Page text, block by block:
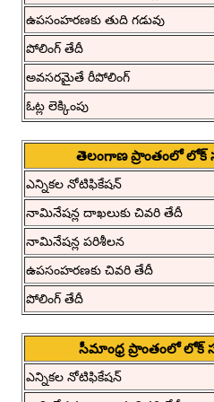
ఉపసంహరణకు తుది గడువు
పోలింగ్ తేదీ
అవసరమైతే రీపోలింగ్
ఓట్ల లెక్కింపు
తెలంగాణ ప్రాంతంలో లోక్
ఎన్నికల నోటిఫికేషన్
నామినేషన్ల దాఖలుకు చివరి తేదీ
నామినేషన్ల పరిశీలన
ఉపసంహరణకు చివరి తేదీ
పోలింగ్ తేదీ
సీమాంధ్ర ప్రాంతంలో లోక్
ఎన్నికల నోటిఫికేషన్